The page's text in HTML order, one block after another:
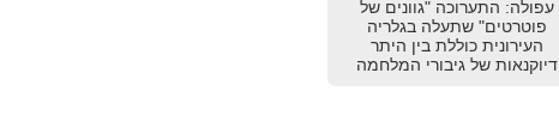
עפולה: התערוכה "גוונים של
פוטרטים" שתעלה בגלריה
העירונית כוללת בין היתר
דיוקנאות של גיבורי המלחמה